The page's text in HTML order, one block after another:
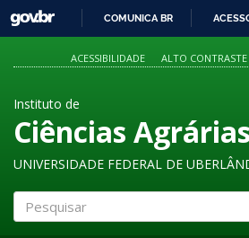
PARA
O
GOVBR
COMUNICA BR
ACESSIBILIDADE ALTO CONTRASTE
Instituto de
Ciências Agrárias
UNIVERSIDADE FEDERAL DE